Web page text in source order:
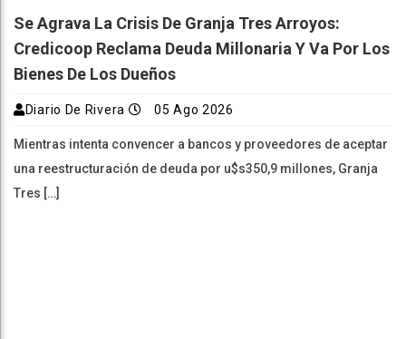
Se Agrava La Crisis De Granja Tres Arroyos:
Credicoop Reclama Deuda Millonaria Y Va Por Los
Bienes De Los Dueños
Diario De Rivera 05 Ago 2026
Mientras intenta convencer a bancos y proveedores de aceptar
una reestructuración de deuda por u$s350,9 millones, Granja
Tres […]